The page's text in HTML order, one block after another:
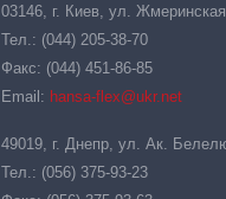
03146, г. Киев, ул.
Тел.: (044) 205-38-70
Факс: (044) 451-86-85
Email: hansa-flex@ukr.net
49019, г. Днепр, ул. Ак.
Тел.: (056) 375-93-23